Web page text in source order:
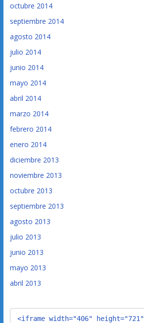
octubre 2014
septiembre 2014
agosto 2014
julio 2014
junio 2014
mayo 2014
abril 2014
marzo 2014
febrero 2014
enero 2014
diciembre 2013
noviembre 2013
octubre 2013
septiembre 2013
agosto 2013
julio 2013
junio 2013
mayo 2013
abril 2013
<iframe width="406" height="721"